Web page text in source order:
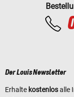
Der Louis Newsletter
Erhalte kostenlosalle